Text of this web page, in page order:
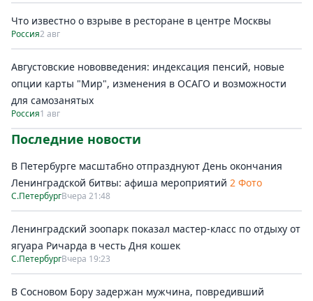
Что известно о взрыве в ресторане в центре Москвы
Россия2 авг
Августовские нововведения: индексация пенсий, новые
опции карты "Мир", изменения в ОСАГО и возможности
для самозанятых
Россия1 авг
Последние новости
В Петербурге масштабно отпразднуют День окончания
Ленинградской битвы: афиша мероприятий 2 Фото
С.ПетербургВчера 21:48
Ленинградский зоопарк показал мастер-класс по отдыху от
ягуара Ричарда в честь Дня кошек
С.ПетербургВчера 19:23
В Сосновом Бору задержан мужчина, повредивший